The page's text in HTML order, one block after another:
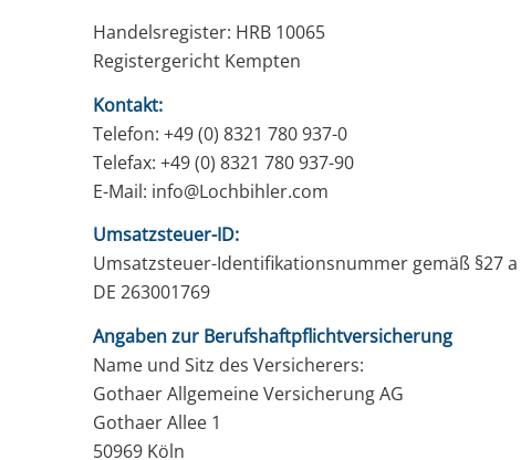
Handelsregister: HRB 10065
Registergericht Kempten
Kontakt:
Telefon: +49 (0) 8321 780 937-0
Telefax: +49 (0) 8321 780 937-90
E-Mail: info@Lochbihler.com
Umsatzsteuer-ID:
Umsatzsteuer-Identifikationsnummer gemäß §27
DE 263001769
Angaben zur Berufshaftpflichtversicherung
Name und Sitz des Versicherers:
Gothaer Allgemeine Versicherung AG
Gothaer Allee 1
50969 Köln